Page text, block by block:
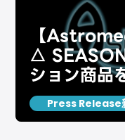
【
△
ション商品
Press Release